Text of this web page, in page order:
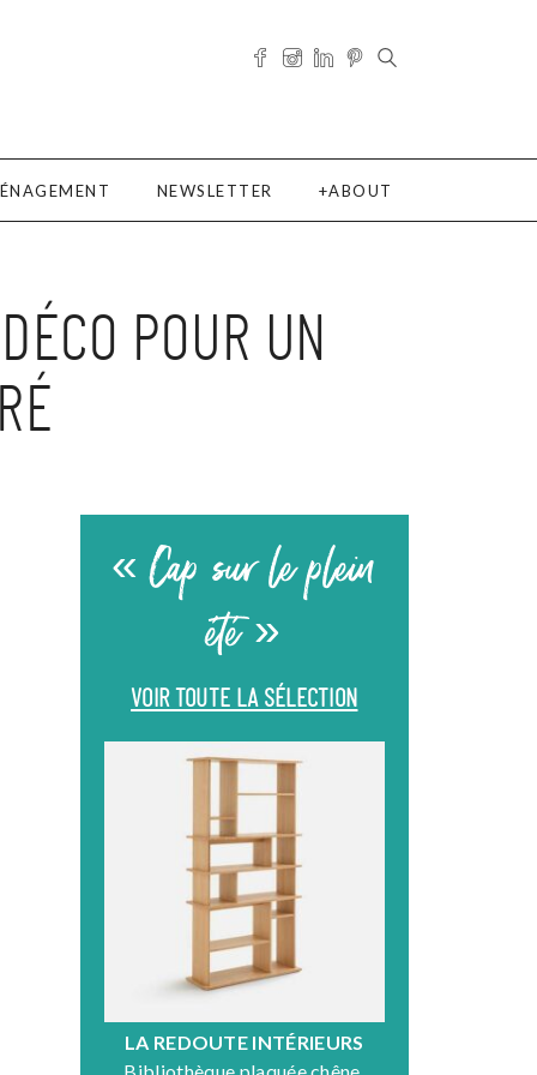
NEWSLETTER ABOUT
POUR UN
« Cap sur le plein
été »
VOIR TOUTE LA SÉLECTION
LA REDOUTE INTÉRIEURS